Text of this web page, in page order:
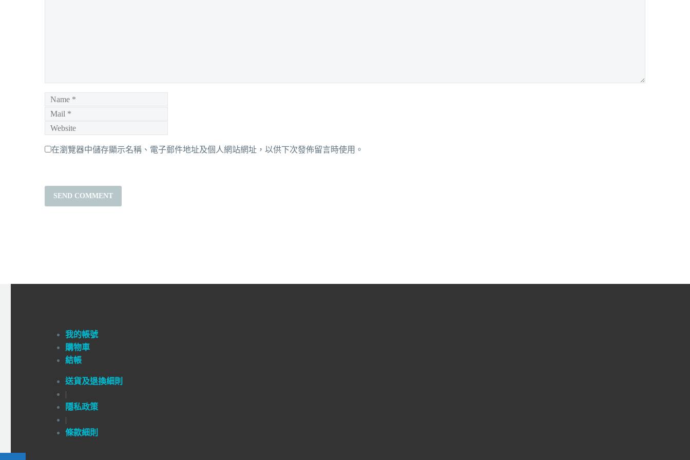
在瀏覽器中儲存顯示名稱、電子郵件地址及個人網站網址，以供下次發佈留言時使用。
SEND COMMENT
我的帳號
購物車
結帳
送貨及退換細則
|
隱私政策
|
條款細則